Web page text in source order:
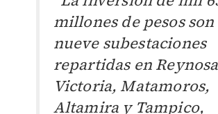
millones de pesos son
nueve subestaciones
repartidas en
Victoria, Matamoros,
Altamira y Tampico,